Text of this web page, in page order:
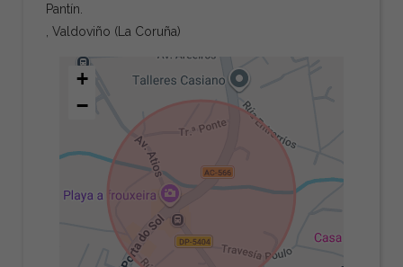
Pantín.
, Valdoviño (La Coruña)
+
−